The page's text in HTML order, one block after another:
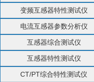
变频互感器特性测试仪
电流互感器参数分析仪
互感器综合测试仪
互感器特性测试仪
CT/PT综合特性测试仪